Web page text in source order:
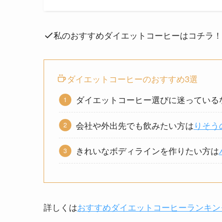
私のおすすめダイエットコーヒーはコチラ！
ダイエットコーヒーのおすすめ3選
ダイエットコーヒー選びに迷ってい
会社や外出先でも飲みたい方はりそ
きれいなボディラインを作りたい方は
詳しくはおすすめダイエットコーヒーランキ